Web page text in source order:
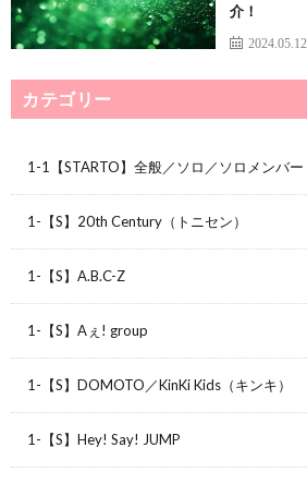
介！
2024.05.12
カテゴリー
1-1【STARTO】全般／ソロ／ソロメンバー
1-【S】20th Century（トニセン）
1-【S】A.B.C-Z
1-【S】Aぇ! group
1-【S】DOMOTO／KinKi Kids（キンキ）
1-【S】Hey! Say! JUMP